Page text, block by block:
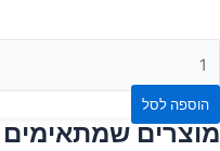
הוספה לסל
מוצרים